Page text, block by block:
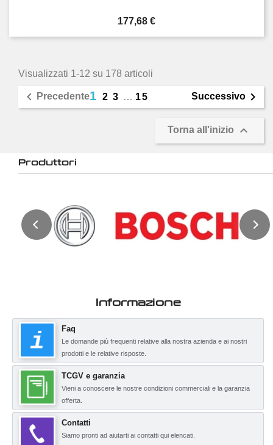
Prezzo
177,68 €
Visualizzati 1-12 su 178 articoli
 Precedente1 2 3 … 15 Successivo 
Torna all'inizio 
Produttori
Informazione
Faq
Le domande più frequenti relative alla nostra azienda e ai nostri
prodotti e le relative risposte.
TCGV e garanzia
Vieni a conoscere le nostre condizioni commerciali e la garanzia
offerta.
Contatti
Siamo pronti ad aiutarti ai contatti qui elencati.